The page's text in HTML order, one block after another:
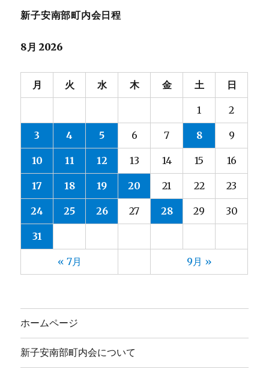
新子安南部町内会日程
8月 2026
月 火 水 木 金 土 日
1 2
3 4 5 6 7 8 9
10 11 12 13 14 15 16
17 18 19 20 21 22 23
24 25 26 27 28 29 30
31
« 7月 9月 »
ホームページ
新子安南部町内会について